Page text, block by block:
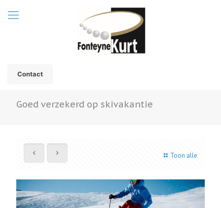
Contact
Goed verzekerd op skivakantie
Toon alle